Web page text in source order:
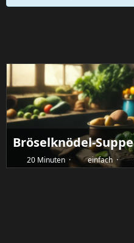
Bröselknödel-Suppe
20 Minuten einfach